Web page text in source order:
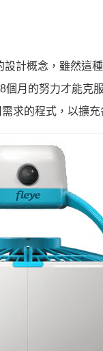
計概念，雖然這
月的努力才能克
求的程式，以擴充